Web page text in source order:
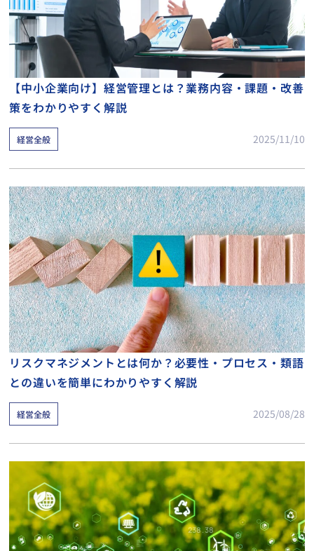
【中小企業向け】経営管理とは？業務内容・課題・改善
策をわかりやすく解説
経営全般 2025/11/10
リスクマネジメントとは何か？必要性・プロセス・類語
との違いを簡単にわかりやすく解説
経営全般 2025/08/28